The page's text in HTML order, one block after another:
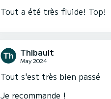
Tout a été très fluide! Top!
Thibault
May 2024
Tout s'est très bien passé
Je recommande !